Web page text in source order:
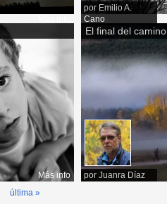
por Emilio A.
Cano
Más info
El final del camino
por Juanra Díaz
última »